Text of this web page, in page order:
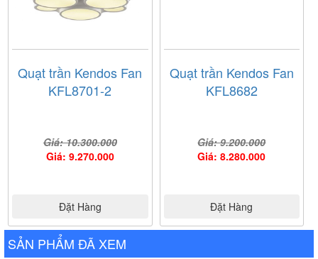
Quạt trần Kendos Fan
KFL8701-2
Giá: 10.300.000
Giá: 9.270.000
Đặt Hàng
Quạt trần Kendos Fan
KFL8682
Giá: 9.200.000
Giá: 8.280.000
Đặt Hàng
SẢN PHẨM ĐÃ XEM